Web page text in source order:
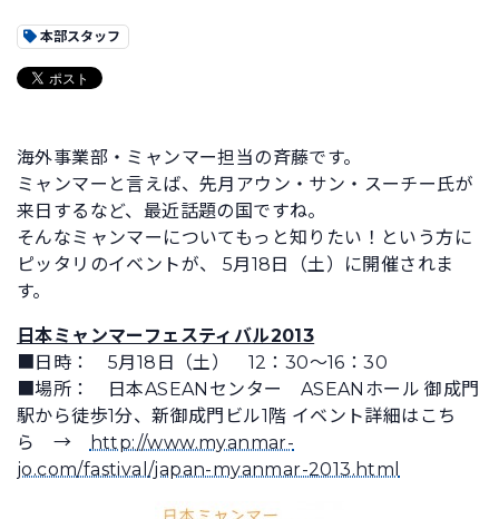
本部スタッフ
海外事業部・ミャンマー担当の斉藤です。
ミャンマーと言えば、先月アウン・サン・スーチー氏が
来日するなど、最近話題の国ですね。
そんなミャンマーについてもっと知りたい！という方に
ピッタリのイベントが、 5月18日（土）に開催されま
す。
日本ミャンマーフェスティバル2013
■日時： 5月18日（土） 12：30～16：30
■場所： 日本ASEANセンター ASEANホール 御成門
駅から徒歩1分、新御成門ビル1階 イベント詳細はこち
ら →
http://www.myanmar-
jo.com/fastival/japan-myanmar-2013.html